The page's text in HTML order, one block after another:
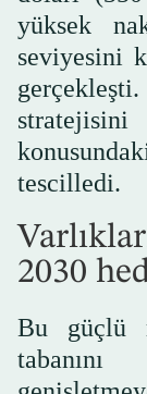
yüksek
seviyesini
tescilledi.
2030
Bu güçlü